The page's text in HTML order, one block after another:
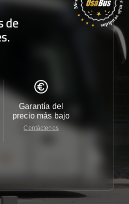
de
Garantía del
precio más bajo
Contáctenos